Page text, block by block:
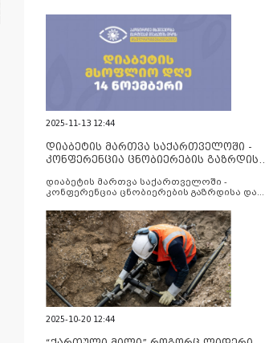
2025-11-13 12:44
დიაბეტის მართვა საქართველოში -
კონფერენცია ცნობიერების გაზრდისა
დიაბეტის მართვა საქართველოში -
კონფერენცია ცნობიერების გაზრდისა და
2025-10-20 12:44